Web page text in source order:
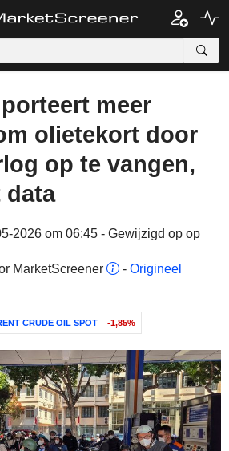
meer
olietekort door
op te vangen,
2026 om 06:45 - Gewijzigd op op
MarketScreener
- Origineel
CRUDE OIL SPOT -1,85%